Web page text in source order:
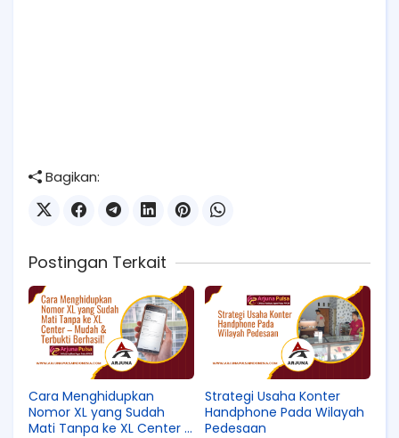
Bagikan:
Postingan Terkait
Cara Menghidupkan
Nomor XL yang Sudah
Mati Tanpa ke XL Center –
Strategi Usaha Konter
Handphone Pada Wilayah
Pedesaan